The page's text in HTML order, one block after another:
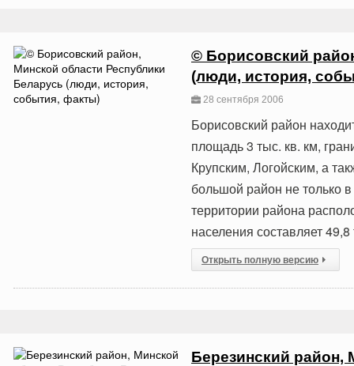
© Борисовский
(люди, история,
28 сентября 2006
Борисовский район
площадь 3 тыс. кв. км,
Крупским, Логойским, а
большой район не только
территории района
населения составляет
Открыть полную версию
Березинский район,